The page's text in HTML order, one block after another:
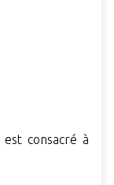
est consacré à